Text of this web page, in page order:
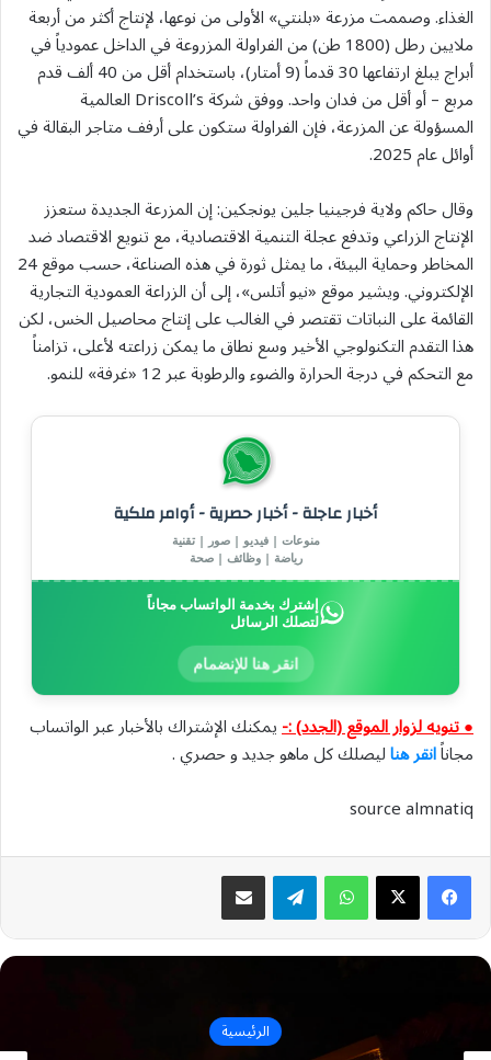
الغذاء. وصممت مزرعة «بلنتي» الأولى من نوعها، لإنتاج أكثر من أربعة
ملايين رطل (1800 طن) من الفراولة المزروعة في الداخل عمودياً في
أبراج يبلغ ارتفاعها 30 قدماً (9 أمتار)، باستخدام أقل من 40 ألف قدم
مربع – أو أقل من فدان واحد. ووفق شركة Driscoll’s العالمية
المسؤولة عن المزرعة، فإن الفراولة ستكون على أرفف متاجر البقالة في
أوائل عام 2025.
وقال حاكم ولاية فرجينيا جلين يونجكين: إن المزرعة الجديدة ستعزز
الإنتاج الزراعي وتدفع عجلة التنمية الاقتصادية، مع تنويع الاقتصاد ضد
المخاطر وحماية البيئة، ما يمثل ثورة في هذه الصناعة، حسب موقع 24
الإلكتروني. ويشير موقع «نيو أتلس»، إلى أن الزراعة العمودية التجارية
القائمة على النباتات تقتصر في الغالب على إنتاج محاصيل الخس، لكن
هذا التقدم التكنولوجي الأخير وسع نطاق ما يمكن زراعته لأعلى، تزامناً
مع التحكم في درجة الحرارة والضوء والرطوبة عبر 12 «غرفة» للنمو.
أخبار عاجلة - أخبار حصرية - أوامر ملكية
منوعات | فيديو | صور | تقنية
رياضة | وظائف | صحة
إشترك بخدمة الواتساب مجاناً
لتصلك الرسائل
انقر هنا للإنضمام
● تنويه لزوار الموقع (الجدد) :-يمكنك الإشتراك بالأخبار عبر الواتساب
مجاناًانقر هناليصلك كل ماهو جديد و حصري .
source almnatiq
واتسابتيلقرام مشاركة عبر البريد
الرئيسية